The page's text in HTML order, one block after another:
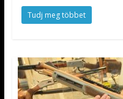
Tudj meg többet